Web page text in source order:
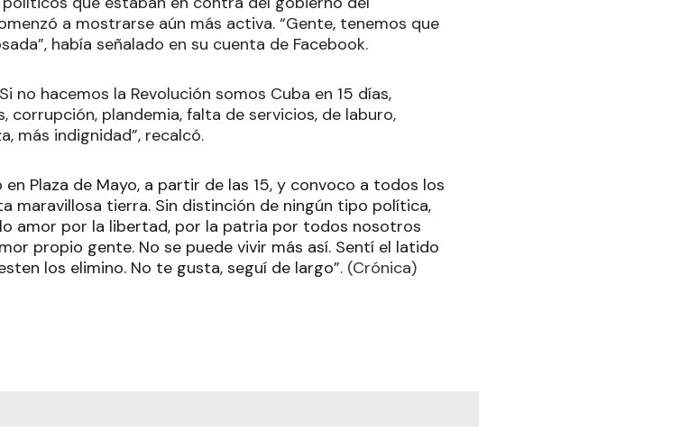
a mostrarse aún más activa. “Gente, tenemos que
había señalado en su cuenta de Facebook.
no hacemos la Revolución somos Cuba en 15 días,
corrupción, plandemia, falta de servicios, de laburo,
más indignidad”, recalcó.
en Plaza de Mayo, a partir de las 15, y convoco a todos los
maravillosa tierra. Sin distinción de ningún tipo política,
amor por la libertad, por la patria por todos nosotros
propio gente. No se puede vivir más así. Sentí el latido
los elimino. No te gusta, seguí de largo”. (Crónica)